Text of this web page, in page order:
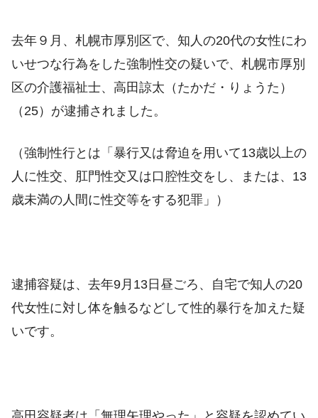
去年９月、札幌市厚別区で、知人の20代の女性にわ
いせつな行為をした強制性交の疑いで、札幌市厚別
区の介護福祉士、高田諒太（たかだ・りょうた）
（25）が逮捕されました。
（強制性行とは「暴行又は脅迫 を用いて13歳以上の
人に性交、 肛門性交又は口腔性交をし、または、13
歳未満の人間に性交等をする犯罪」）
逮捕容疑は、去年9月13日昼ごろ、自宅で知人の20
代女性に対し体を触るなどして性的暴行を加えた疑
いです。